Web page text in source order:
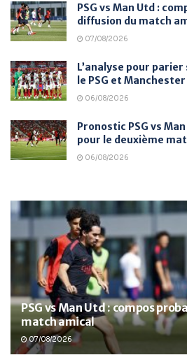
PSG vs Man Utd :
diffusion du match
07/08/2026
L’analyse pour
le PSG et
06/08/2026
Pronostic PSG vs
pour le deuxième
06/08/2026
PSG vs Man Utd : compos
match amical
07/08/2026